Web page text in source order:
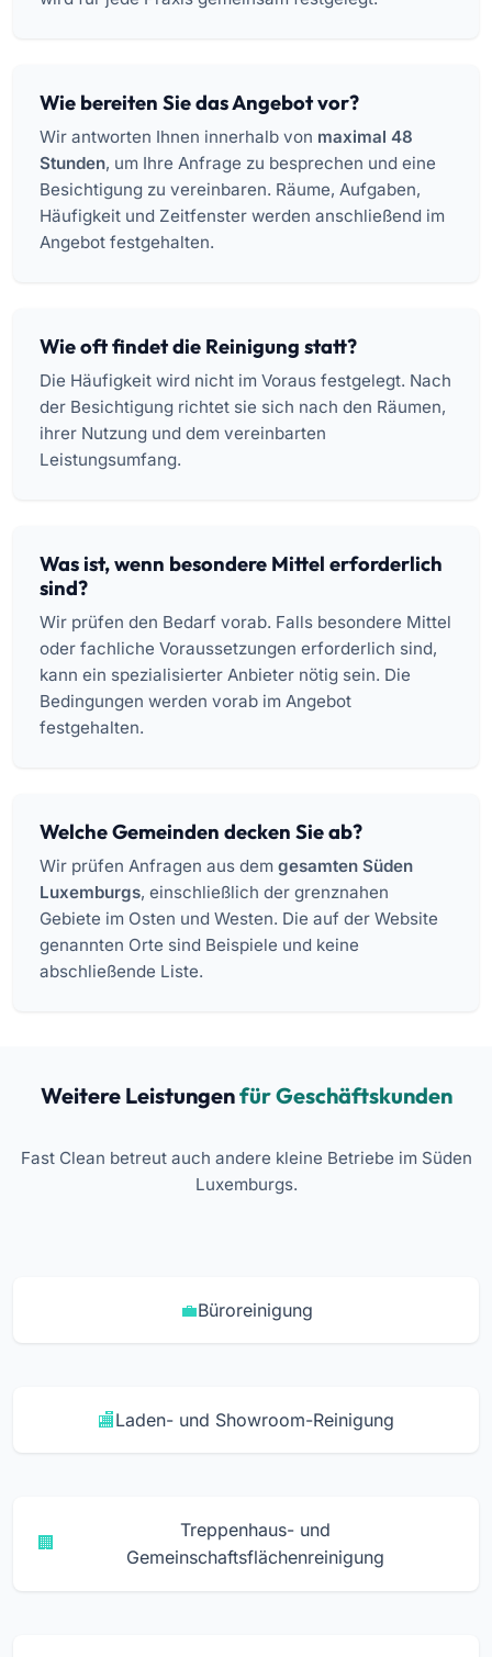
Wie bereiten Sie das Angebot vor?
Wir antworten Ihnen innerhalb von maximal 48
Stunden, um Ihre Anfrage zu besprechen und eine
Besichtigung zu vereinbaren. Räume, Aufgaben,
Häufigkeit und Zeitfenster werden anschließend im
Angebot festgehalten.
Wie oft findet die Reinigung statt?
Die Häufigkeit wird nicht im Voraus festgelegt. Nach
der Besichtigung richtet sie sich nach den Räumen,
ihrer Nutzung und dem vereinbarten
Leistungsumfang.
Was ist, wenn besondere Mittel erforderlich
sind?
Wir prüfen den Bedarf vorab. Falls besondere Mittel
oder fachliche Voraussetzungen erforderlich sind,
kann ein spezialisierter Anbieter nötig sein. Die
Bedingungen werden vorab im Angebot
festgehalten.
Welche Gemeinden decken Sie ab?
Wir prüfen Anfragen aus dem gesamten Süden
Luxemburgs, einschließlich der grenznahen
Gebiete im Osten und Westen. Die auf der Website
genannten Orte sind Beispiele und keine
abschließende Liste.
Weitere Leistungenfür Geschäftskunden
Fast Clean betreut auch andere kleine Betriebe im Süden
Luxemburgs.
Büroreinigung
Laden- und Showroom-Reinigung
Treppenhaus- und
Gemeinschaftsflächenreinigung